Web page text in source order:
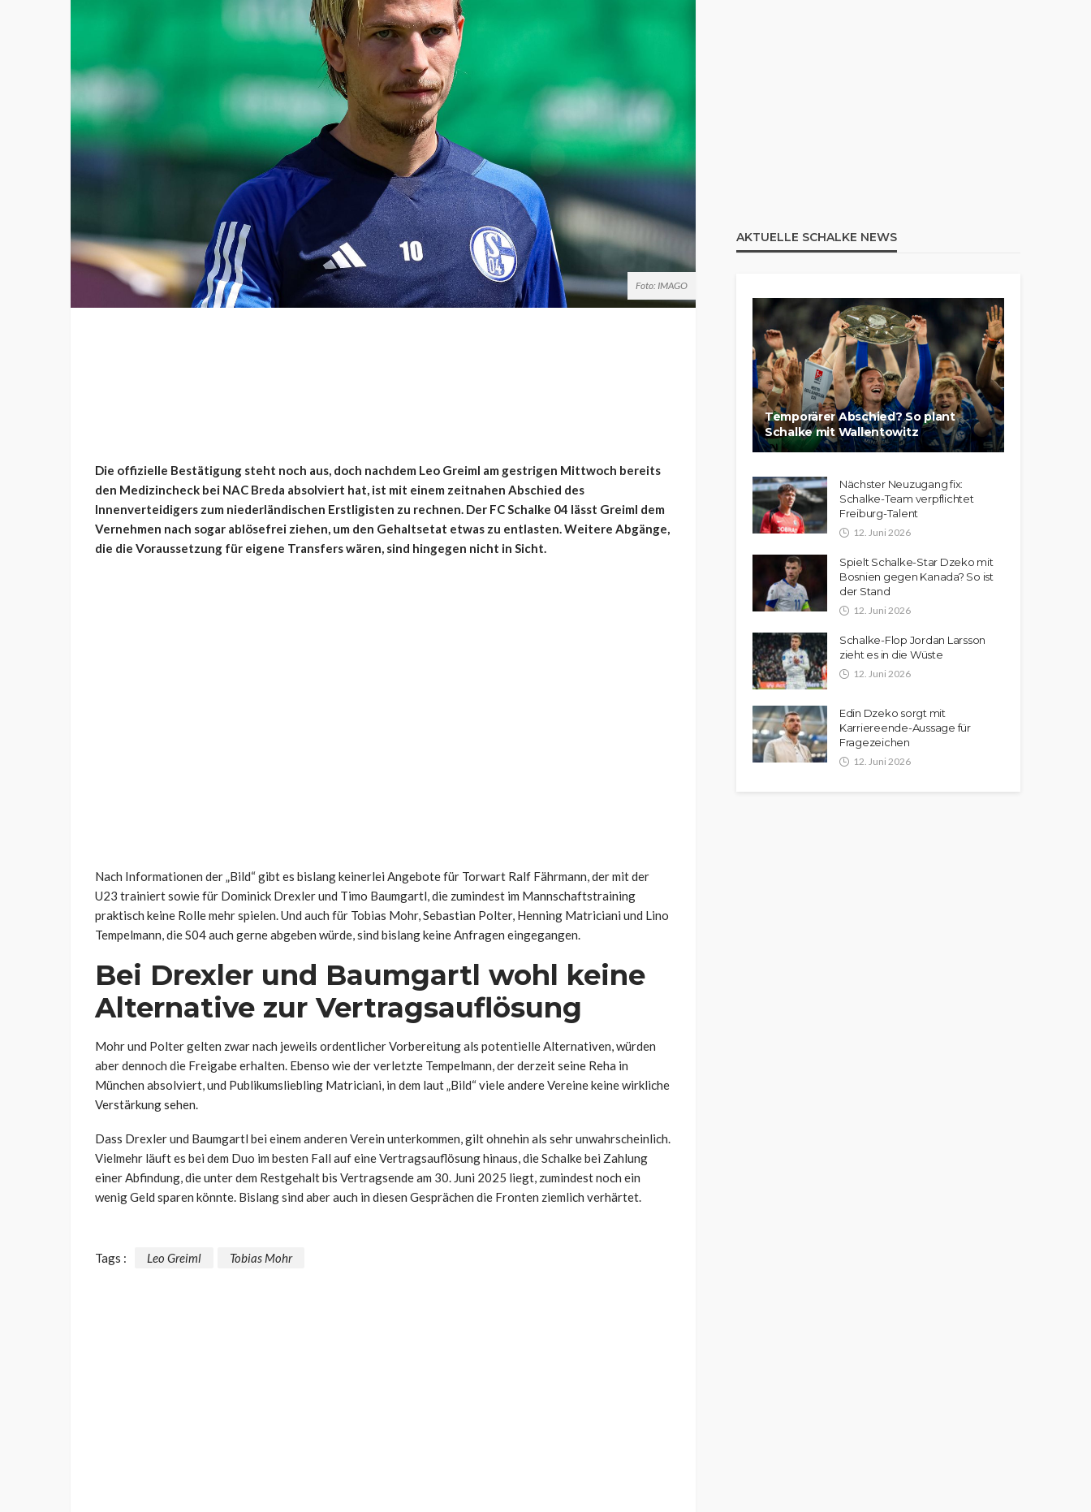
Foto: IMAGO
Die offizielle Bestätigung steht noch aus, doch nachdem Leo Greiml am gestrigen Mittwoch bereits
den Medizincheck bei NAC Breda absolviert hat, ist mit einem zeitnahen Abschied des
Innenverteidigers zum niederländischen Erstligisten zu rechnen. Der FC Schalke 04 lässt Greiml dem
Vernehmen nach sogar ablösefrei ziehen, um den Gehaltsetat etwas zu entlasten. Weitere Abgänge,
die die Voraussetzung für eigene Transfers wären, sind hingegen nicht in Sicht.
Nach Informationen der „Bild“ gibt es bislang keinerlei Angebote für Torwart Ralf Fährmann, der mit der
U23 trainiert sowie für Dominick Drexler und Timo Baumgartl, die zumindest im Mannschaftstraining
praktisch keine Rolle mehr spielen. Und auch für Tobias Mohr, Sebastian Polter, Henning Matriciani und Lino
Tempelmann, die S04 auch gerne abgeben würde, sind bislang keine Anfragen eingegangen.
Bei Drexler und Baumgartl wohl keine
Alternative zur Vertragsauflösung
Mohr und Polter gelten zwar nach jeweils ordentlicher Vorbereitung als potentielle Alternativen, würden
aber dennoch die Freigabe erhalten. Ebenso wie der verletzte Tempelmann, der derzeit seine Reha in
München absolviert, und Publikumsliebling Matriciani, in dem laut „Bild“ viele andere Vereine keine wirkliche
Verstärkung sehen.
Dass Drexler und Baumgartl bei einem anderen Verein unterkommen, gilt ohnehin als sehr unwahrscheinlich.
Vielmehr läuft es bei dem Duo im besten Fall auf eine Vertragsauflösung hinaus, die Schalke bei Zahlung
einer Abfindung, die unter dem Restgehalt bis Vertragsende am 30. Juni 2025 liegt, zumindest noch ein
wenig Geld sparen könnte. Bislang sind aber auch in diesen Gesprächen die Fronten ziemlich verhärtet.
Tags : Leo Greiml Tobias Mohr
AKTUELLE SCHALKE NEWS
Temporärer Abschied? So plant
Schalke mit Wallentowitz
Nächster Neuzugang fix:
Schalke-Team verpflichtet
Freiburg-Talent
12. Juni 2026
Spielt Schalke-Star Dzeko mit
Bosnien gegen Kanada? So ist
der Stand
12. Juni 2026
Schalke-Flop Jordan Larsson
zieht es in die Wüste
12. Juni 2026
Edin Dzeko sorgt mit
Karriereende-Aussage für
Fragezeichen
12. Juni 2026